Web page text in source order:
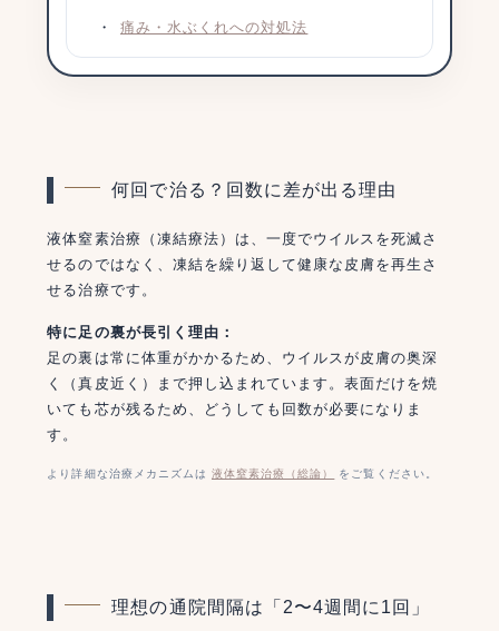
痛み・水ぶくれへの対処法
何回で治る？回数に差が出る理由
液体窒素治療（凍結療法）は、一度でウイルスを死滅さ
せるのではなく、凍結を繰り返して健康な皮膚を再生さ
せる治療です。
特に足の裏が長引く理由：
足の裏は常に体重がかかるため、ウイルスが皮膚の奥深
く（真皮近く）まで押し込まれています。表面だけを焼
いても芯が残るため、どうしても回数が必要になりま
す。
より詳細な治療メカニズムは 液体窒素治療（総論） をご覧ください。
理想の通院間隔は「2〜4週間に1回」